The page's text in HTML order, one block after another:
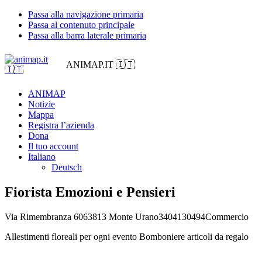
Passa alla navigazione primaria
Passa al contenuto principale
Passa alla barra laterale primaria
ANIMAP.IT 🇮🇹
ANIMAP
Notizie
Mappa
Registra l’azienda
Dona
Il tuo account
Italiano
Deutsch
Fiorista Emozioni e Pensieri
Via Rimembranza 6063813 Monte Urano3404130494Commercio
Allestimenti floreali per ogni evento Bomboniere articoli da regalo